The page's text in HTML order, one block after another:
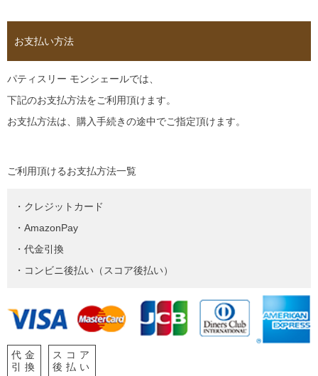
お支払い方法
パティスリー モンシェールでは、
下記のお支払方法をご利用頂けます。
お支払方法は、購入手続きの途中でご指定頂けます。
ご利用頂けるお支払方法一覧
・クレジットカード
・AmazonPay
・代金引換
・コンビニ後払い（スコア後払い）
代金
引換
スコア
後払い